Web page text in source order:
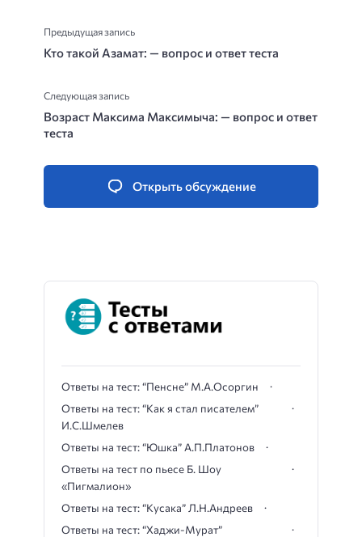
Предыдущая запись
Кто такой Азамат: — вопрос и ответ теста
Следующая запись
Возраст Максима Максимыча: — вопрос и ответ
теста
Открыть обсуждение
Ответы на тест: “Пенсне” М.А.Осоргин
Ответы на тест: “Как я стал писателем”
И.С.Шмелев
Ответы на тест: “Юшка” А.П.Платонов
Ответы на тест по пьесе Б. Шоу
«Пигмалион»
Ответы на тест: “Кусака” Л.Н.Андреев
Ответы на тест: “Хаджи-Мурат”